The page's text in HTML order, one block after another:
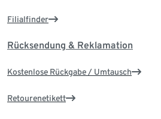
Filialfinder
Rücksendung & Reklamation
Kostenlose Rückgabe / Umtausch
Retourenetikett